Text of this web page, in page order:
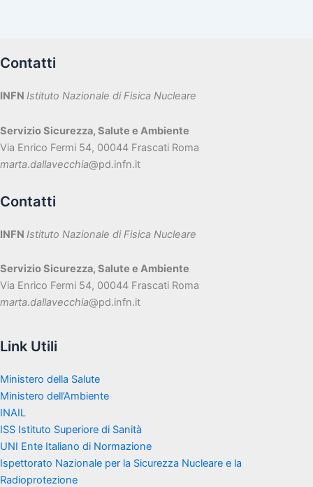
Contatti
INFN Istituto Nazionale di Fisica Nucleare
Servizio Sicurezza, Salute e Ambiente
Via Enrico Fermi 54, 00044 Frascati Roma
marta.dallavecchia@pd.infn.it
Contatti
INFN Istituto Nazionale di Fisica Nucleare
Servizio Sicurezza, Salute e Ambiente
Via Enrico Fermi 54, 00044 Frascati Roma
marta.dallavecchia@pd.infn.it
Link Utili
Ministero della Salute
Ministero dell’Ambiente
INAIL
ISS Istituto Superiore di Sanità
UNI Ente Italiano di Normazione
Ispettorato Nazionale per la Sicurezza Nucleare e la
Radioprotezione